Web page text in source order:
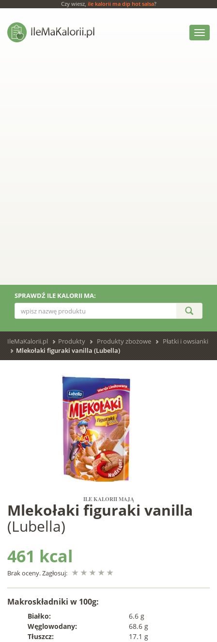
Czy wiesz, ile kalorii ma dip hot salsa?
Włącz
menu
SPRAWDŹ ILE KALORII MA:
IleMaKalorii.pl Produkty Produkty zbożowe
Płatki i owsianki
Mlekołaki figuraki vanilla (Lubella)
ILE KALORII MAJĄ
Mlekołaki figuraki vanilla
(Lubella)
461 kcal
Brak oceny. Zagłosuj:
Makroskładniki w 100g:
Białko:
6.6 g
Węglowodany:
68.6 g
Tłuszcz:
17.1 g